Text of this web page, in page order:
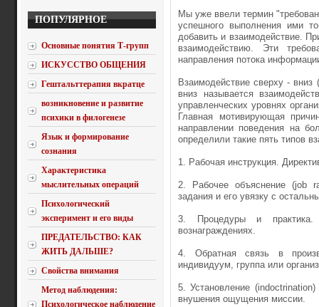
ПОПУЛЯРНОЕ
Основные понятия Т-групп
ИСКУССТВО ОБЩЕНИЯ
Гештальттерапия вкратце
возникновение и развитие
психики в филогенезе
Язык и формирование
сознания
Характеристика
мыслительных операций
Психологический
эксперимент и его виды
ПРЕДАТЕЛЬСТВО: КАК
ЖИТЬ ДАЛЬШЕ?
Свойства внимания
Метод наблюдения:
Психологическое наблюдение
Мы уже ввели термин
успешного выполнения ими
добавить и взаимодействие.
взаимодействию. Эти
направления потока
Взаимодействие сверху -
вниз называется
управленческих уровнях
Главная мотивирующая
направлении поведения на
определили такие пять типов
1. Рабочая инструкция.
2. Рабочее объяснение (job
задания и его увязку с
3. Процедуры и
вознаграждениях.
4. Обратная связь в
индивидуум, группа или
5. Установление
внушения ощущения миссии.